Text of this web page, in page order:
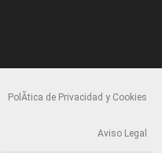
PolÃ­tica de Privacidad y Cookies
Aviso Legal